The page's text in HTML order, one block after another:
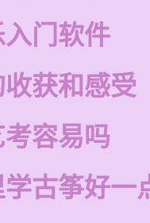
入门软件
获和感受
容易吗
古筝好一